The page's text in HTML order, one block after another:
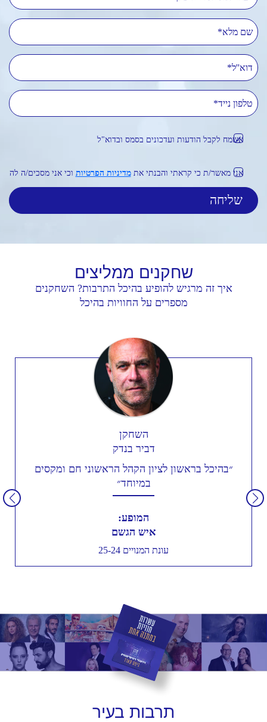
אשמח לקבל הודעות ועדכונים בסמס ובדוא"ל
אני מאשר/ת כי קראתי והבנתי אתמדיניות הפרטיות וכי אני מסכים/ה לה
שחקנים ממליצים
איך זה מרגיש להופיע בהיכל התרבות? השחקנים
מספרים על החוויות בהיכל
השחקן
דביר בנדק
״בהיכל בראשון לציון הקהל הראשוני חם ומקסים
במיוחד״
המופע:
איש הגשם
עונת המנויים 25-24
תרבות בעיר